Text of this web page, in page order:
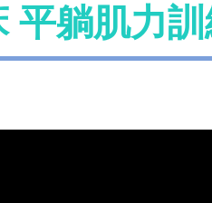
平躺肌力